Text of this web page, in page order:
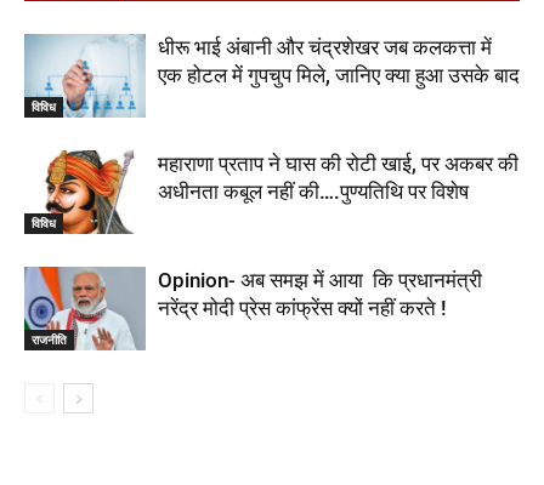
विविध
धीरू भाई अंबानी और चंद्रशेखर जब कलकत्ता में
एक होटल में गुपचुप मिले, जानिए क्या हुआ उसके बाद
विविध
महाराणा प्रताप ने घास की रोटी खाई, पर अकबर की
अधीनता कबूल नहीं की….पुण्यतिथि पर विशेष
राजनीति
Opinion- अब समझ में आया कि प्रधानमंत्री
नरेंद्र मोदी प्रेस कांफ्रेंस क्यों नहीं करते !